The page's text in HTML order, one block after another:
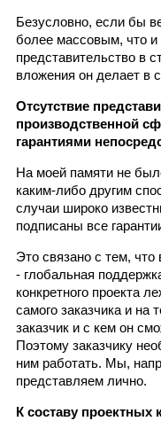
Безусловно, если бы
более массовым, что и
представительство в
вложения он делает в
Отсутствие
производственной
гарантиями
На моей памяти не
каким-либо другим
случаи широко
подписаны все
Это связано с тем,
- глобальная
конкретного проекта
самого заказчика и на
заказчик и с кем он
Поэтому заказчику
ним работать. Мы,
представляем лично.
К составу